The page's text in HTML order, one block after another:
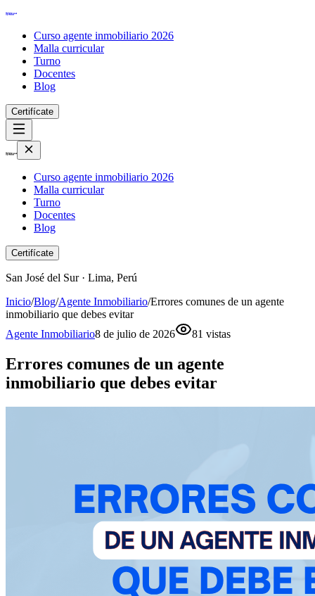
Curso agente inmobiliario 2026
Malla curricular
Turno
Docentes
Blog
Certifícate
Curso agente inmobiliario 2026
Malla curricular
Turno
Docentes
Blog
Certifícate
San José del Sur · Lima, Perú
Inicio/Blog/Agente Inmobiliario/Errores comunes de un agente
inmobiliario que debes evitar
Agente Inmobiliario8 de julio de 2026 81 vistas
Errores comunes de un agente
inmobiliario que debes evitar